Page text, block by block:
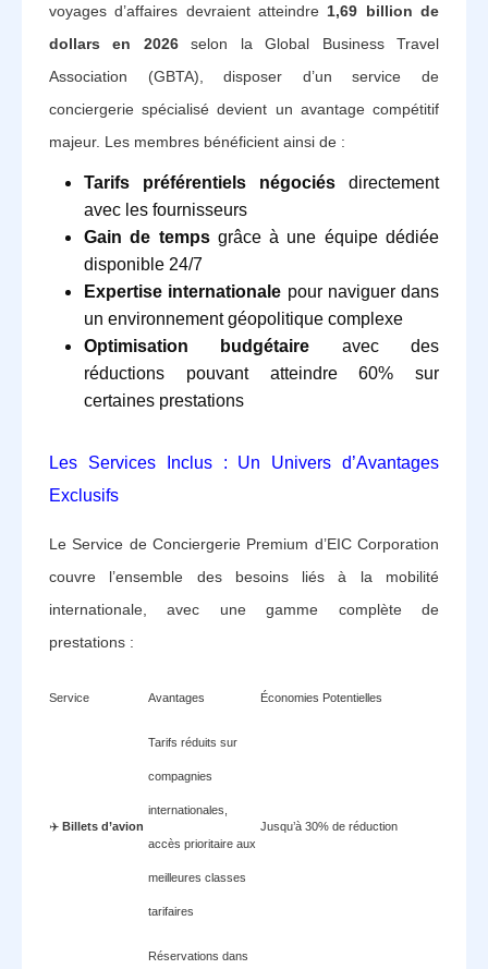
voyages d’affaires devraient atteindre 1,69 billion de
dollars en 2026selon la Global Business Travel
Association (GBTA), disposer d’un service de
conciergerie spécialisé devient un avantage compétitif
majeur. Les membres bénéficient ainsi de :
Tarifs préférentiels négociés directement
avec les fournisseurs
Gain de tempsgrâce à une équipe dédiée
disponible 24/7
Expertise internationale pour naviguer dans
un environnement géopolitique complexe
Optimisation budgétaire avec des
réductions pouvant atteindre 60% sur
certaines prestations
Les Services Inclus : Un Univers d’Avantages
Exclusifs
Le Service de Conciergerie Premium d’EIC Corporation
couvre l’ensemble des besoins liés à la mobilité
internationale, avec une gamme complète de
prestations :
Service Avantages Économies Potentielles
✈️ Billets d’avion
Tarifs réduits sur
compagnies
internationales,
accès prioritaire aux
meilleures classes
tarifaires
Jusqu’à 30% de réduction
Réservations dans